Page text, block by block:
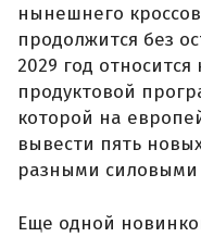
нынешнего
продолжится без
2029 год
продуктовой
которой на
вывести пять
разными силовыми
Еще одной